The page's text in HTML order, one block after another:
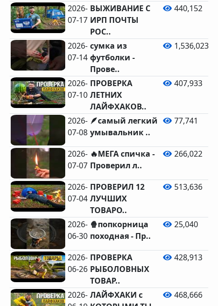
2026-
07-17
ВЫЖИВАНИЕ С
ИРП ПОЧТЫ
РОС..
440,152
2026-
07-14
сумка из
футболки -
Прове..
1,536,023
2026-
07-10
ПРОВЕРКА
ЛЕТНИХ
ЛАЙФХАКОВ..
407,933
2026-
07-08
🪶самый легкий
умывальник ..
77,741
2026-
07-07
🔥МЕГА спичка -
Проверил л..
266,022
2026-
07-04
ПРОВЕРИЛ 12
ЛУЧШИХ
ТОВАРО..
513,636
2026-
06-30
🍿попкорница
походная - Пр..
25,040
2026-
06-26
ПРОВЕРКА
РЫБОЛОВНЫХ
ТОВАР..
428,913
2026- ЛАЙФХАКИ с
468,666